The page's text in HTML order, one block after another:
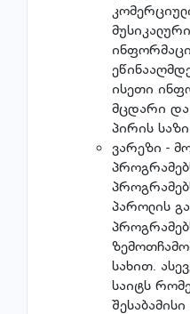
ისეთი
მცდარი და
პირის
ვარეზი -
პაროლის
სახით.
საიტს